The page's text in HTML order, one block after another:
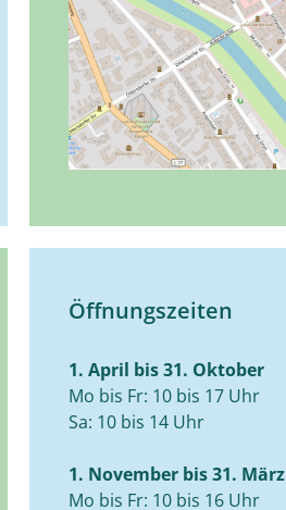
Öffnungszeiten
1. April bis 31. Oktober
Mo bis Fr: 10 bis 17 Uhr
Sa: 10 bis 14 Uhr
1. November bis 31. März
Mo bis Fr: 10 bis 16 Uhr